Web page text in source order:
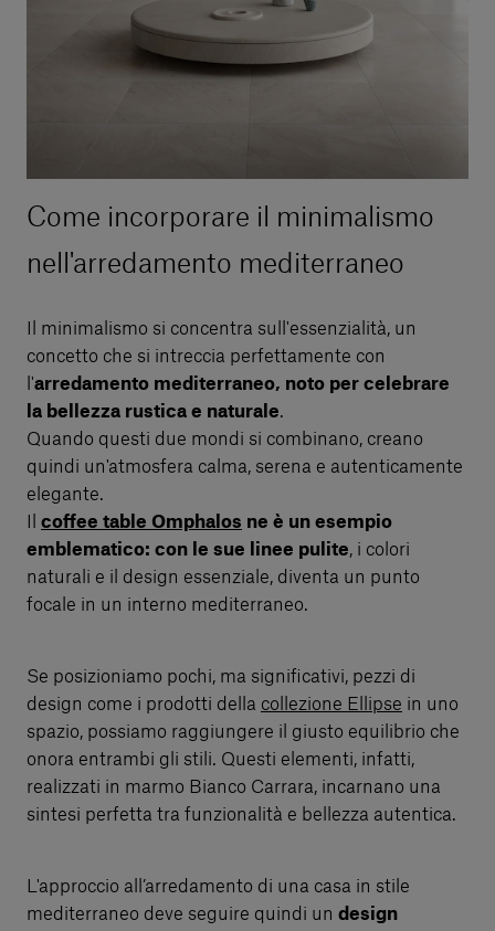
Come incorporare il minimalismo
nell'arredamento mediterraneo
Il minimalismo si concentra sull'essenzialità, un
concetto che si intreccia perfettamente con
l'arredamento mediterraneo, noto per celebrare
la bellezza rustica e naturale.
Quando questi due mondi si combinano, creano
quindi un'atmosfera calma, serena e autenticamente
elegante.
coffee table Omphalos ne è un esempio
emblematico: con le sue linee pulite, i colori
naturali e il design essenziale, diventa un punto
focale in un interno mediterraneo.
Se posizioniamo pochi, ma significativi, pezzi di
design come i prodotti della collezione Ellipse in uno
spazio, possiamo raggiungere il giusto equilibrio che
onora entrambi gli stili. Questi elementi, infatti,
realizzati in marmo Bianco Carrara, incarnano una
sintesi perfetta tra funzionalità e bellezza autentica.
L'approccio all’arredamento di una casa in stile
mediterraneo deve seguire quindi un design